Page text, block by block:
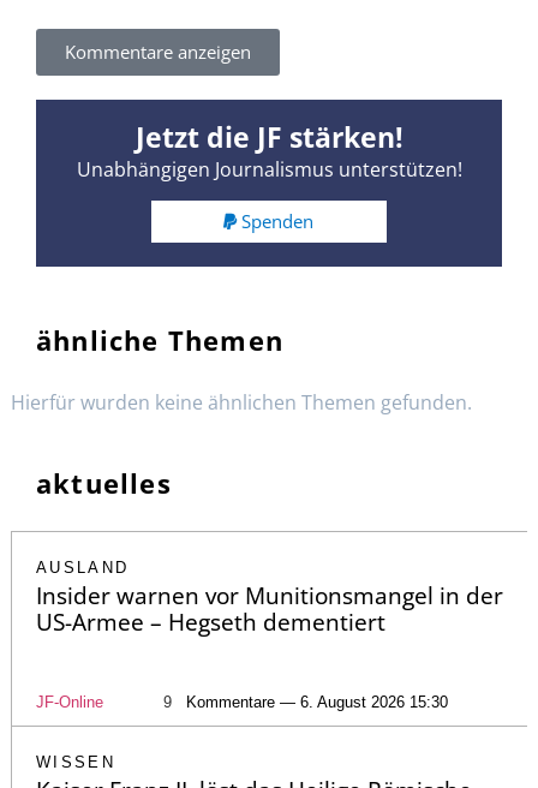
Kommentare anzeigen
Jetzt die JF stärken!
Unabhängigen Journalismus unterstützen!
Spenden
ähnliche Themen
Hierfür wurden keine ähnlichen Themen gefunden.
aktuelles
AUSLAND
Insider warnen vor Munitionsmangel in der
US-Armee – Hegseth dementiert
JF-Online 9 Kommentare — 6. August 2026 15:30
WISSEN